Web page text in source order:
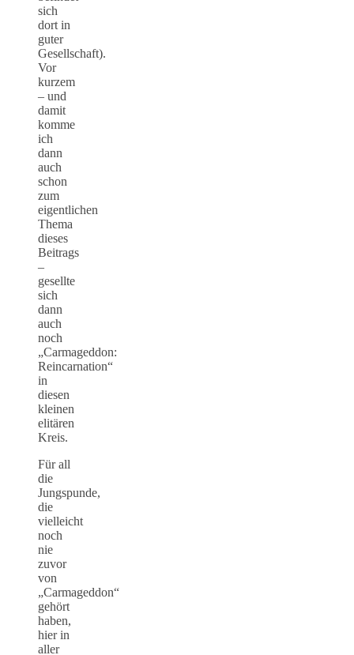
sich
dort in
guter
Gesellschaft).
Vor
kurzem
– und
damit
komme
ich
dann
auch
schon
zum
eigentlichen
Thema
dieses
Beitrags
–
gesellte
sich
dann
auch
noch
„Carmageddon:
Reincarnation“
in
diesen
kleinen
elitären
Kreis.
Für all
die
Jungspunde,
die
vielleicht
noch
nie
zuvor
von
„Carmageddon“
gehört
haben,
hier in
aller